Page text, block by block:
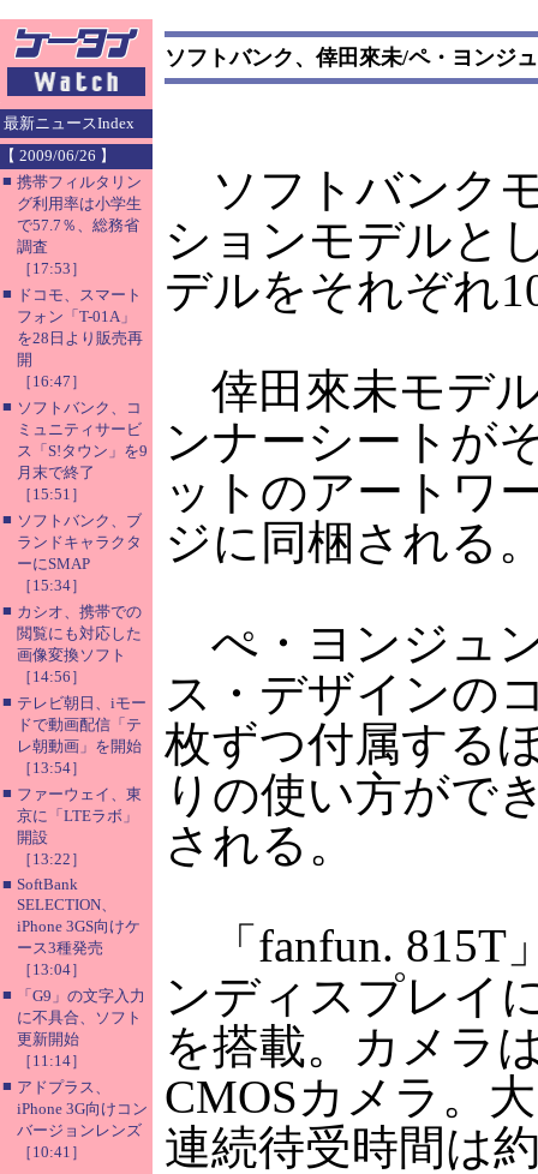
最新ニュースIndex
【 2009/06/26 】
■ 携帯フィルタリン
グ利用率は小学生
で57.7％、総務省
調査
［17:53］
■ ドコモ、スマート
フォン「T-01A」
を28日より販売再
開
［16:47］
■ ソフトバンク、コ
ミュニティサービ
ス「S!タウン」を9
月末で終了
［15:51］
■ ソフトバンク、ブ
ランドキャラクタ
ーにSMAP
［15:34］
■ カシオ、携帯での
閲覧にも対応した
画像変換ソフト
［14:56］
■ テレビ朝日、iモー
ドで動画配信「テ
レ朝動画」を開始
［13:54］
■ ファーウェイ、東
京に「LTEラボ」
開設
［13:22］
■ SoftBank
SELECTION、
iPhone 3GS向けケ
ース3種発売
［13:04］
■
「G9」の文字入力
に不具合、ソフト
更新開始
［11:14］
■ アドプラス、
iPhone 3G向けコン
バージョンレンズ
［10:41］
ソフトバンク、倖田來未/ペ・ヨンジ
ソフトバンク
ションモデルと
デルをそれぞれ
倖田來未モデ
ンナーシートが
ットのアートワ
ジに同梱される
ぺ・ヨンジュ
ス・デザインの
枚ずつ付属する
りの使い方がで
される。
「fanfun. 815T
ンディスプレイ
を搭載。カメラ
CMOSカメラ。
連続待受時間は